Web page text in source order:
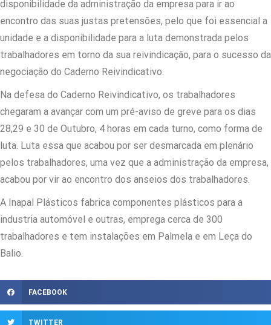
disponibilidade da administração da empresa para ir ao
encontro das suas justas pretensões, pelo que foi essencial a
unidade e a disponibilidade para a luta demonstrada pelos
trabalhadores em torno da sua reivindicação, para o sucesso da
negociação do Caderno Reivindicativo.
Na defesa do Caderno Reivindicativo, os trabalhadores
chegaram a avançar com um pré-aviso de greve para os dias
28,29 e 30 de Outubro, 4 horas em cada turno, como forma de
luta. Luta essa que acabou por ser desmarcada em plenário
pelos trabalhadores, uma vez que a administração da empresa,
acabou por vir ao encontro dos anseios dos trabalhadores.
A Inapal Plásticos fabrica componentes plásticos para a
industria automóvel e outras, emprega cerca de 300
trabalhadores e tem instalações em Palmela e em Leça do
Balio.
FACEBOOK
TWITTER